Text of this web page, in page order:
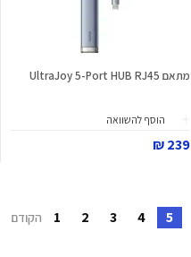
מתאם UltraJoy 5-Port HUB RJ45
הוסף להשוואה
239 ₪
5
4
3
2
1 הקודם